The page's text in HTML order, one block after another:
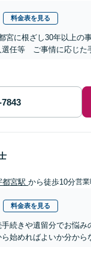
料金表を見る
宮に根ざし30年以上
任等 ご事情に応じた
都宮駅 から徒歩10分営業
料金表を見る
手続きや遺留分でお悩
始めればよいか分か